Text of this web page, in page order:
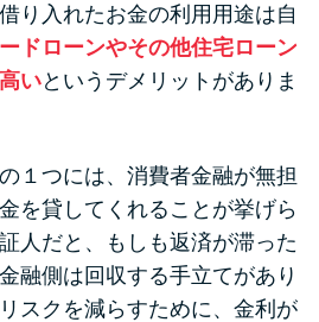
り入れたお金の利用用途は自
ドローンやその他住宅ローン
いというデメリットがありま
１つには、消費者金融が無担
を貸してくれることが挙げら
人だと、もしも返済が滞った
融側は回収する手立てがあり
スクを減らすために、金利が